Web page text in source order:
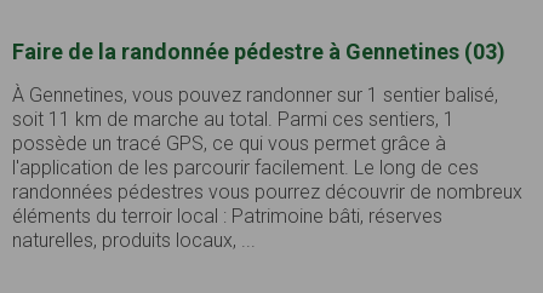
Faire de la randonnée pédestre à Gennetines (03)
À Gennetines, vous pouvez randonner sur 1 sentier balisé,
soit 11 km de marche au total. Parmi ces sentiers, 1
possède un tracé GPS, ce qui vous permet grâce à
l'application de les parcourir facilement. Le long de ces
randonnées pédestres vous pourrez découvrir de nombreux
éléments du terroir local : Patrimoine bâti, réserves
naturelles, produits locaux, ...